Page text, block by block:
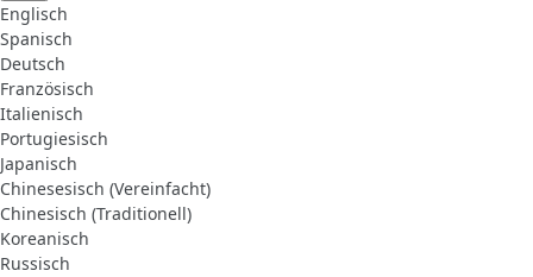
Englisch
Spanisch
Deutsch
Französisch
Italienisch
Portugiesisch
Japanisch
Chinesesisch (Vereinfacht)
Chinesisch (Traditionell)
Koreanisch
Russisch